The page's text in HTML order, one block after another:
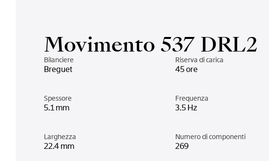
Movimento 537 DRL2
Bilanciere
Breguet
Riserva di carica
45 ore
Spessore
5.1 mm
Frequenza
3.5 Hz
Larghezza
22.4 mm
Numero di componenti
269